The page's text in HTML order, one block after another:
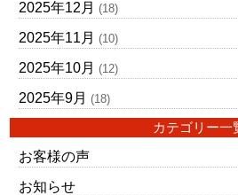
2025年12月 (18)
2025年11月 (10)
2025年10月 (12)
2025年9月 (18)
カテゴリー一
お客様の声
お知らせ